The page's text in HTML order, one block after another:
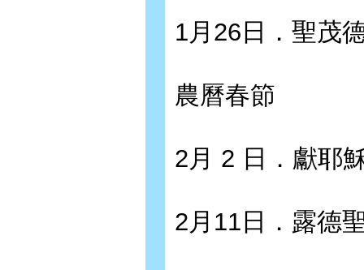
1月26日．聖茂
農曆春節
2月 2 日．獻耶
2月11日．露德